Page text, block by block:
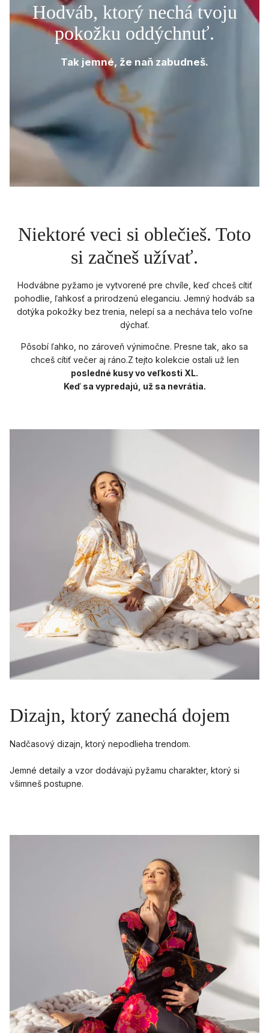
Hodváb, ktorý nechá tvoju
pokožku oddýchnuť.
Tak jemné, že naň zabudneš.
Niektoré veci si oblečieš. Toto
si začneš užívať.
Hodvábne pyžamo je vytvorené pre chvíle, keď chceš cítiť
pohodlie, ľahkosť a prirodzenú eleganciu. Jemný hodváb sa
dotýka pokožky bez trenia, nelepí sa a necháva telo voľne
dýchať.
Pôsobí ľahko, no zároveň výnimočne. Presne tak, ako sa
chceš cítiť večer aj ráno.Z tejto kolekcie ostali už len
posledné kusy vo veľkosti XL.
Keď sa vypredajú, už sa nevrátia.
Dizajn, ktorý zanechá dojem
Nadčasový dizajn, ktorý nepodlieha trendom.
Jemné detaily a vzor dodávajú pyžamu charakter, ktorý si
všimneš postupne.